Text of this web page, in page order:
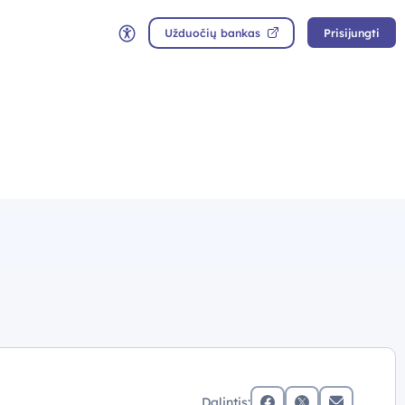
Neįgaliųjų rėžimas
Užduočių bankas Prisijungti